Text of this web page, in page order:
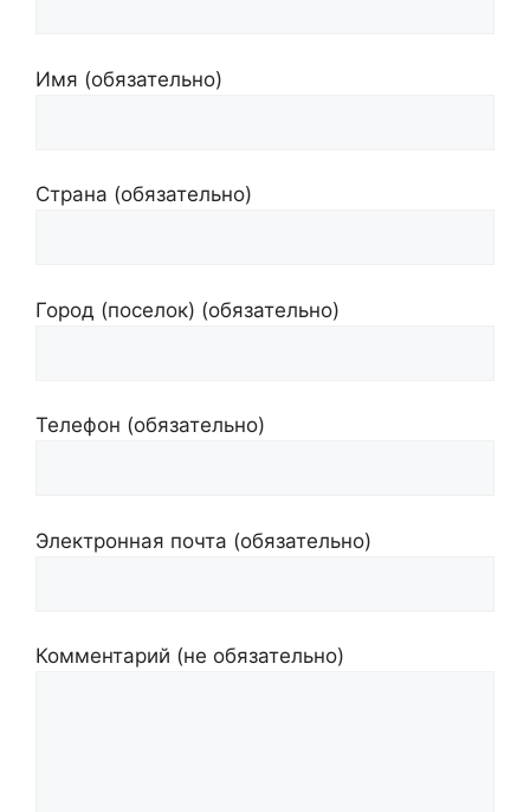
Имя (обязательно)
Страна (обязательно)
Город (поселок) (обязательно)
Телефон (обязательно)
Электронная почта (обязательно)
Комментарий (не обязательно)